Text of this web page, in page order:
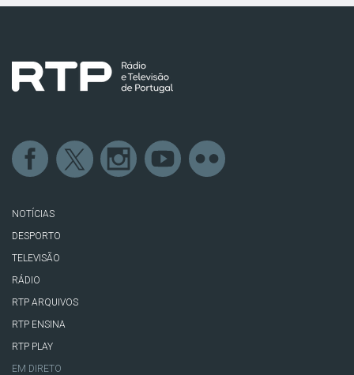
NOTÍCIAS
DESPORTO
TELEVISÃO
RÁDIO
RTP ARQUIVOS
RTP ENSINA
RTP PLAY
EM DIRETO